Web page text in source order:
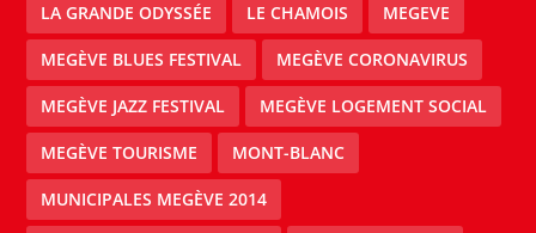
LA GRANDE ODYSSÉE LE CHAMOIS MEGEVE
MEGÈVE BLUES FESTIVAL MEGÈVE CORONAVIRUS
MEGÈVE JAZZ FESTIVAL MEGÈVE LOGEMENT SOCIAL
MEGÈVE TOURISME MONT-BLANC
MUNICIPALES MEGÈVE 2014